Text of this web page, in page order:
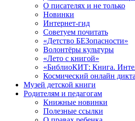
О писателях и не только
Новинки
Интернет-гид
Советуем почитать
«Детство БЕЗопасности»
Волонтёры культуры
«Лето с книгой»
«БиблиоКИТ: Книга.
Космический онлайн
Музей детской книги
Родителям и педагогам
Книжные новинки
Полезные ссылки